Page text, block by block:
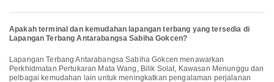
Apakah terminal dan kemudahan lapangan terbang yang tersedia di
Lapangan Terbang Antarabangsa Sabiha Gokcen?
Lapangan Terbang Antarabangsa Sabiha Gokcen menawarkan
Perkhidmatan Pertukaran Mata Wang, Bilik Solat, Kawasan Menunggu dan
pelbagai kemudahan lain untuk meningkatkan pengalaman perjalanan